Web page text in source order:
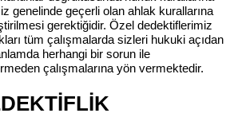
genelinde geçerli olan ahlak kurallarına
gerektiğidir. Özel dedektiflerimiz
tüm çalışmalarda sizleri hukuki açıdan
herhangi bir sorun ile
çalışmalarına yön vermektedir.